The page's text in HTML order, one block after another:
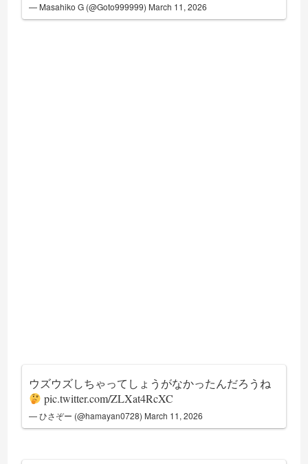
— Masahiko G (@Goto999999) March 11, 2026
ウズウズしちゃってしょうがなかったんだろうね
pic.twitter.com/ZLXat4RcXC
— ひさぞー (@hamayan0728) March 11, 2026